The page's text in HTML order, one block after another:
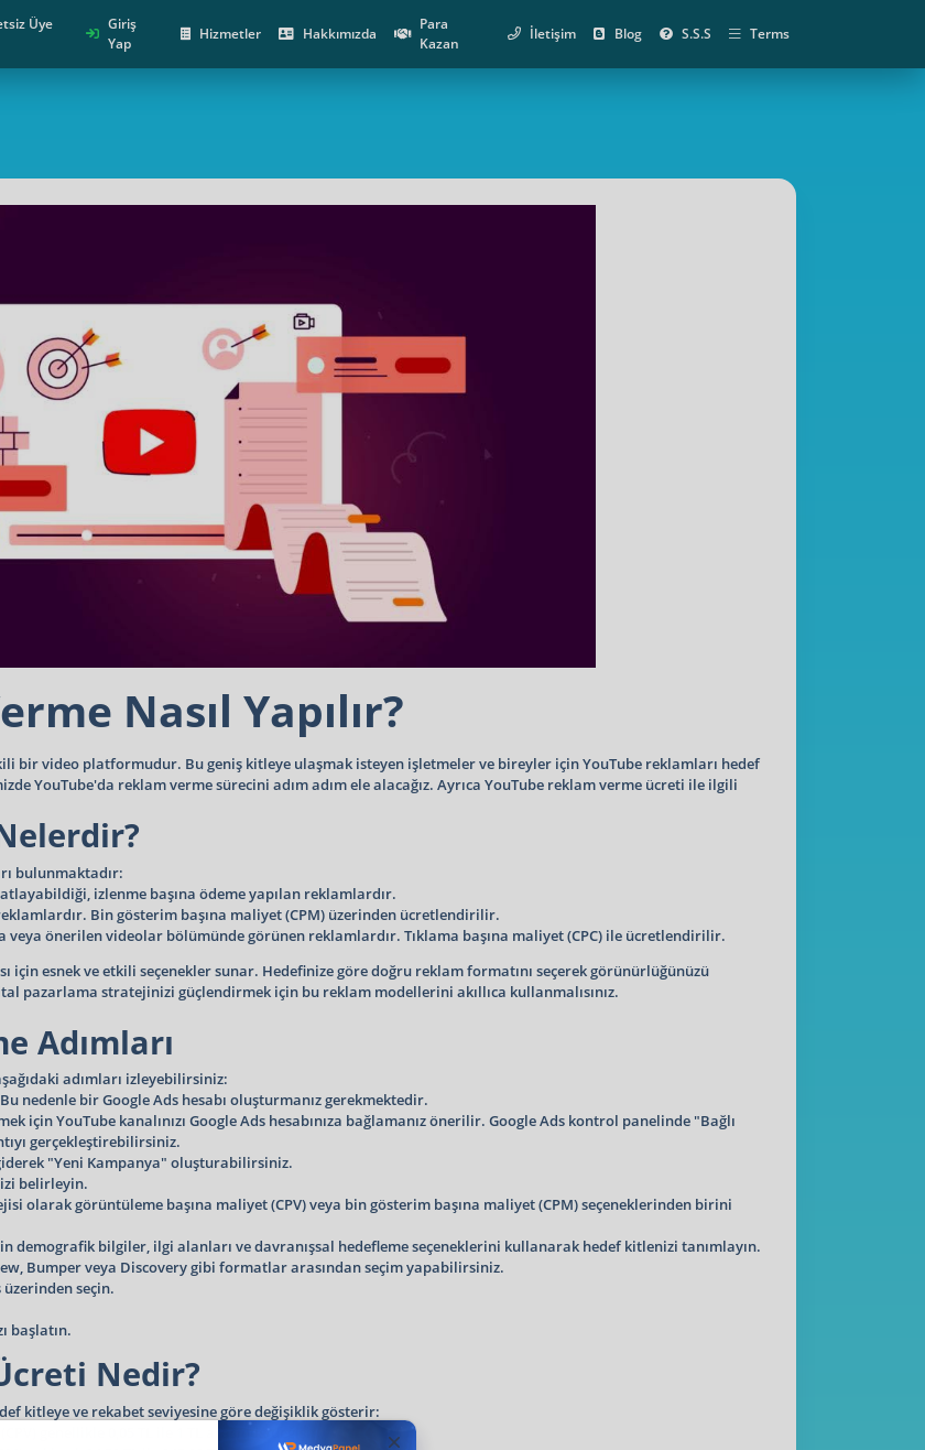
Üye
Giriş
Yap
Hizmetler Hakkımızda
Para
Kazan
İletişim Blog S.S.S Terms
Nasıl Yapılır?
bir video platformudur. Bu geniş kitleye ulaşmak isteyen işletmeler ve bireyler için YouTube reklamları hedef
YouTube'da reklam verme sürecini adım adım ele alacağız. Ayrıca YouTube reklam verme ücreti ile ilgili
bulunmaktadır:
izlenme başına ödeme yapılan reklamlardır.
Bin gösterim başına maliyet (CPM) üzerinden ücretlendirilir.
veya önerilen videolar bölümünde görünen reklamlardır. Tıklama başına maliyet (CPC) ile ücretlendirilir.
esnek ve etkili seçenekler sunar. Hedefinize göre doğru reklam formatını seçerek görünürlüğünüzü
pazarlama stratejinizi güçlendirmek için bu reklam modellerini akıllıca kullanmalısınız.
Adımları
adımları izleyebilirsiniz:
nedenle bir Google Ads hesabı oluşturmanız gerekmektedir.
için YouTube kanalınızı Google Ads hesabınıza bağlamanız önerilir. Google Ads kontrol panelinde "Bağlı
gerçekleştirebilirsiniz.
"Yeni Kampanya" oluşturabilirsiniz.
belirleyin.
olarak görüntüleme başına maliyet (CPV) veya bin gösterim başına maliyet (CPM) seçeneklerinden birini
demografik bilgiler, ilgi alanları ve davranışsal hedefleme seçeneklerini kullanarak hedef kitlenizi tanımlayın.
Bumper veya Discovery gibi formatlar arasından seçim yapabilirsiniz.
üzerinden seçin.
başlatın.
Nedir?
kitleye ve rekabet seviyesine göre değişiklik gösterir:
genellikle 0,05 TL ile 1 TL arasında değişir.